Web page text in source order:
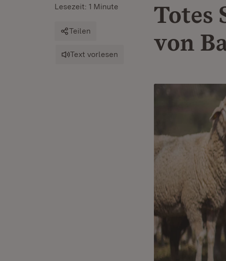
Totes
von
Lesezeit: 1 Minute
Teilen
Text vorlesen